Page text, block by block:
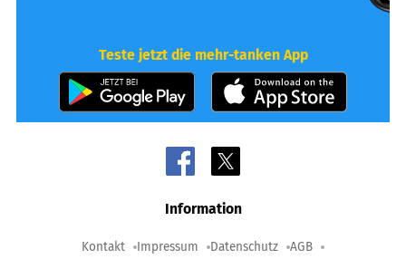
Teste jetzt die mehr-tanken App
Information
Kontakt Impressum Datenschutz AGB